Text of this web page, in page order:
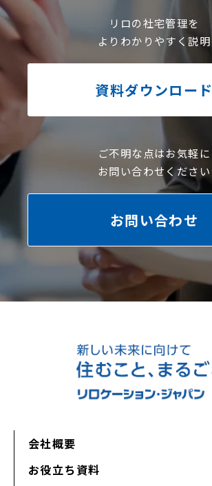
リロの社宅管理を
よりわかりやすく説明
資料ダウンロード
ご不明な点はお気軽に
お問い合わせください
お問い合わせ
会社概要
お役立ち資料